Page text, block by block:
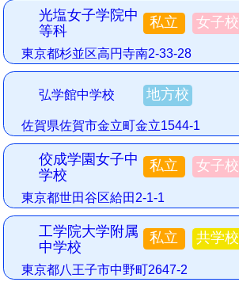
光塩女子学院中
等科
私立 女子校
東京都杉並区高円寺南2-33-28
弘学館中学校 地方校
佐賀県佐賀市金立町金立1544-1
佼成学園女子中
学校
私立 女子校
東京都世田谷区給田2-1-1
工学院大学附属
中学校
私立 共学校
東京都八王子市中野町2647-2